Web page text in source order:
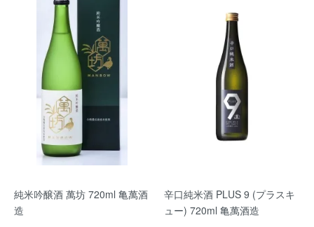
純米吟醸酒 萬坊 720ml 亀萬酒
造
辛口純米酒 PLUS 9 (プラスキ
ュー) 720ml 亀萬酒造